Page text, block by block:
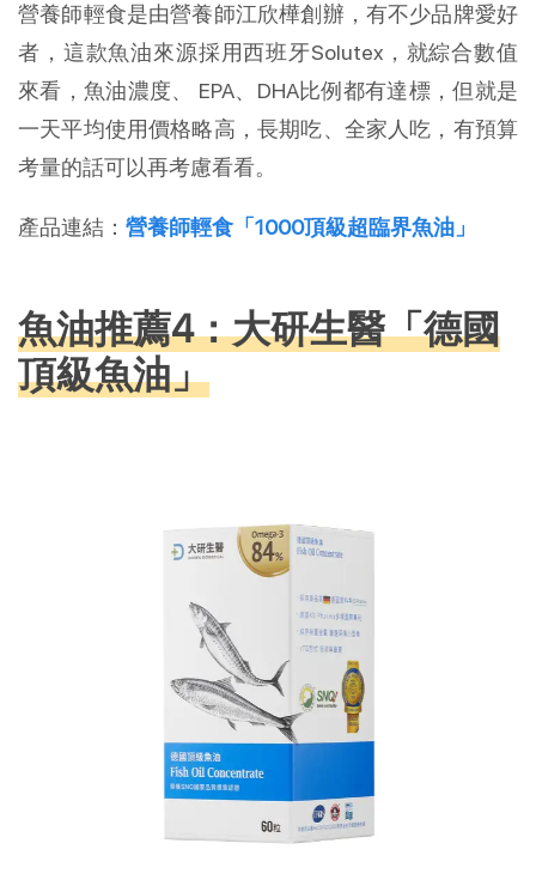
營養師輕食是由營養師江欣樺創辦，有不少品牌愛好
者，這款魚油來源採用西班牙Solutex，就綜合數值
來看，魚油濃度、 EPA、DHA比例都有達標，但就是
一天平均使用價格略高，長期吃、全家人吃，有預算
考量的話可以再考慮看看。
產品連結： 營養師輕食「1000頂級超臨界魚油」
魚油推薦4：大研生醫「德國
頂級魚油」